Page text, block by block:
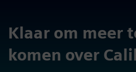
Klaar om meer
komen over